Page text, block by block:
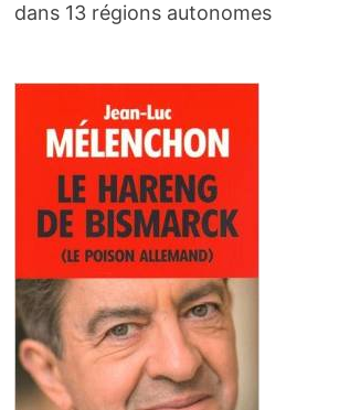
dans 13 régions autonomes